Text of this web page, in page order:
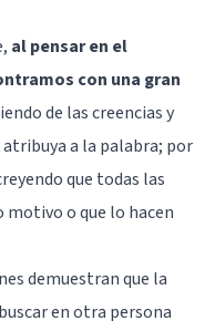
al pensar en el
con una gran
de las creencias y
a la palabra; por
que todas las
o que lo hacen
demuestran que la
en otra persona